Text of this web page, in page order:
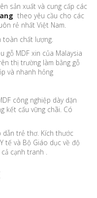
sản xuất và cung cấp các
theo yêu cầu cho các
rẻ nhất Việt Nam.
toàn chất lượng.
gỗ MDF xin của Malaysia
thị trường làm bằng gỗ
và nhanh hỏng
công nghiệp dày dặn
kết cấu vững chãi. Có
dẫn trẻ thơ. Kích thước
tế và Bộ Giáo dục về độ
cạnh tranh .